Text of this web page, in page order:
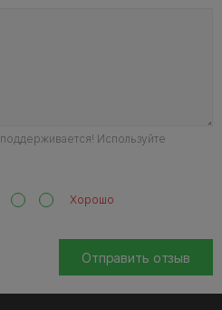
Используйте
Хорошо
Отправить отзыв